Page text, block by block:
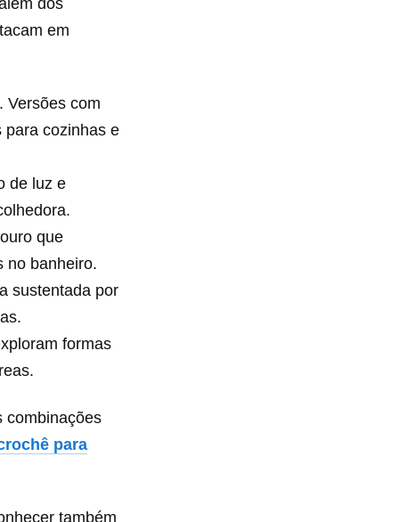
em
Versões com
para cozinhas e
de luz e
que
no banheiro.
sustentada por
formas
combinações
para
também